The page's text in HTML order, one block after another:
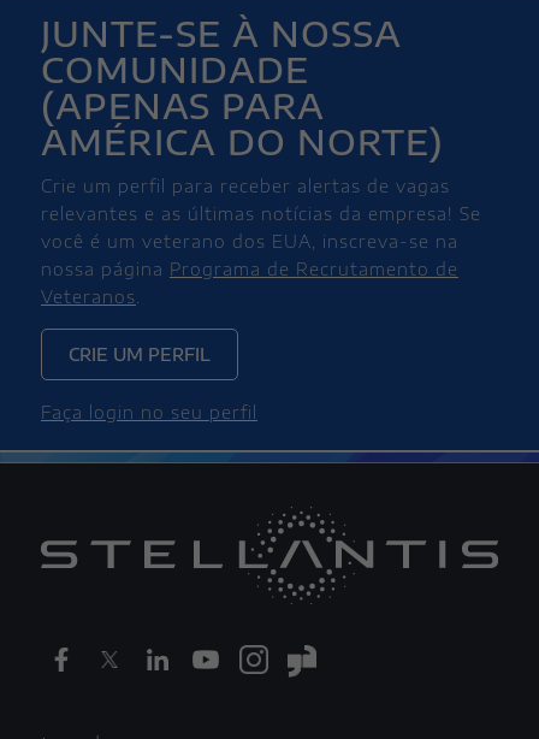
JUNTE-SE À NOSSA
COMUNIDADE
(APENAS PARA
AMÉRICA DO NORTE)
Crie um perfil para receber alertas de vagas
relevantes e as últimas notícias da empresa! Se
você é um veterano dos EUA, inscreva-se na
nossa página Programa de Recrutamento de
Veteranos.
CRIE UM PERFIL
Faça login no seu perfil